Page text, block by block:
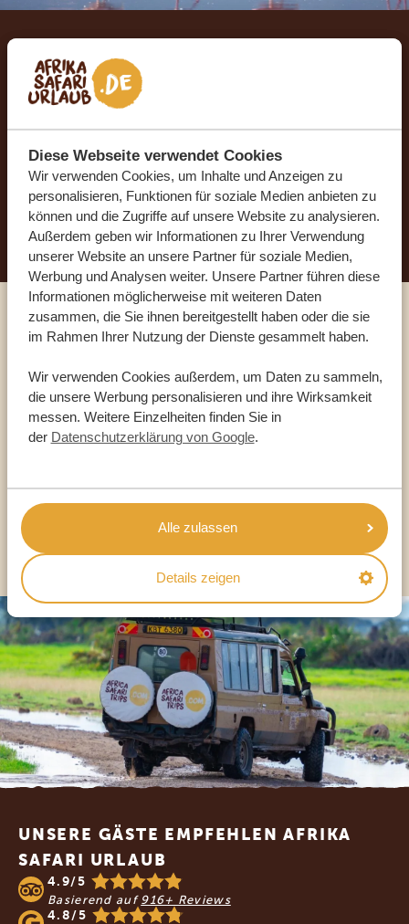
Diese Webseite verwendet Cookies
Wir verwenden Cookies, um Inhalte und Anzeigen zu
personalisieren, Funktionen für soziale Medien anbieten zu
können und die Zugriffe auf unsere Website zu analysieren.
Außerdem geben wir Informationen zu Ihrer Verwendung
unserer Website an unsere Partner für soziale Medien,
Werbung und Analysen weiter. Unsere Partner führen diese
Informationen möglicherweise mit weiteren Daten
zusammen, die Sie ihnen bereitgestellt haben oder die sie
im Rahmen Ihrer Nutzung der Dienste gesammelt haben.
Wir verwenden Cookies außerdem, um Daten zu sammeln,
die unsere Werbung personalisieren und ihre Wirksamkeit
messen. Weitere Einzelheiten finden Sie in
der Datenschutzerklärung von Google.
Alle zulassen
Details zeigen
Stellen Sie mit uns Ihre
Traumreise zusammen
KOSTENLOS UND UNVERBINDLICH
JETZT TRAUMREISE ANFORDERN
Sprechen Sie mit einem
Reiseberater
UNSERE EXPERTEN HELFEN IHNEN GERN
DE:+49 3222 1850 795
Footer
UNSERE GÄSTE EMPFEHLEN AFRIKA
SAFARI URLAUB
4.9/5
Basierend auf 916+ Reviews
4.8/5